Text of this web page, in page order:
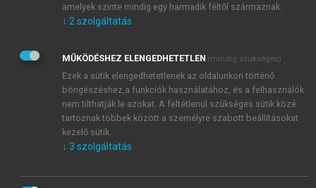
Kérek értesítést a MeRSZ újdonságairól, akcióiról.
Kérek értesítést az Akadémiai Kiadó Zrt. újdonságairól,
Adatkezelési tájékoztatóbanfoglaltakat tudomásul
veszem és elfogadom.
Általános vásárlási feltételeket, valamint a szotar.netés a
mersz.huoldalak licencszerződéseiben foglaltakat
tudomásul veszem és elfogadom.
KIPRÓBÁLOM
amelyek szinte mindig egy harmadik féltől származnak.
↓ 2 szolgáltatás
MŰKÖDÉSHEZ ELENGEDHETETLEN (mindig szükséges)
Ezek a sütik elengedhetetlenek az oldalunkon történő
böngészéshez,a funkciók használatához, és a felhasználók
nem tilthatják le azokat. A feltétlenül szükséges sütik közé
tartoznak többek között a személyre szabott beállításokat
kezelő sütik.
↓ 3 szolgáltatás